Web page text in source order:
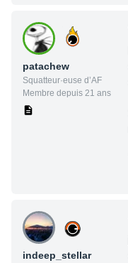
patachew
Squatteur·euse d’AF
Membre depuis 21 ans
indeep_stellar